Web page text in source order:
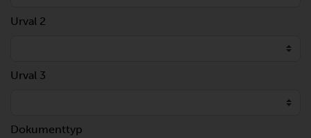
Urval 2
Urval 3
Dokumenttyp